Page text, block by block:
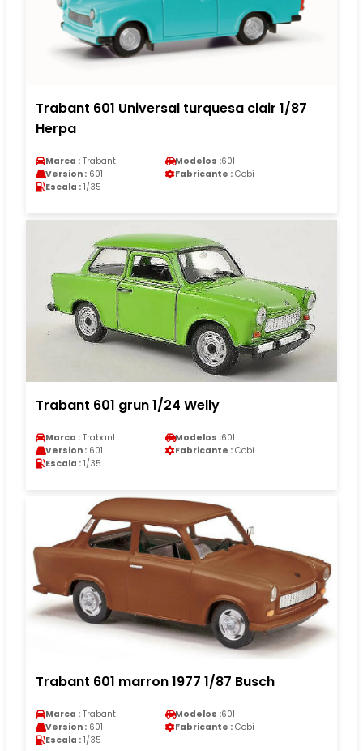
Trabant 601 Universal turquesa clair 1/87
Herpa
Marca : Trabant Modelos :601
Version : 601 Fabricante : Cobi
Escala : 1/35
Trabant 601 grun 1/24 Welly
Marca : Trabant Modelos :601
Version : 601 Fabricante : Cobi
Escala : 1/35
Trabant 601 marron 1977 1/87 Busch
Marca : Trabant Modelos :601
Version : 601 Fabricante : Cobi
Escala : 1/35